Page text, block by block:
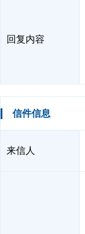
回复内容
信件信息
来信人